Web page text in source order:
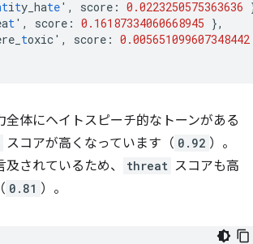
ity_hate' , score : 0.0223250575363636
t' , score : 0.16187334060668945 },
toxic' , score : 0.005651099607348442
全体にヘイトスピーチ的なトーンがある
スコアが高くなっています（ 0.92 ）。
されているため、
threat スコアも高
0.81 ）。